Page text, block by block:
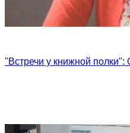
"Встречи у книжной полки":